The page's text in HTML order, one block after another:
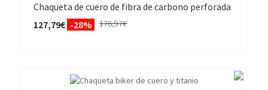
Chaqueta de cuero de fibra de carbono perforada
127,79€ -28% 176,97€